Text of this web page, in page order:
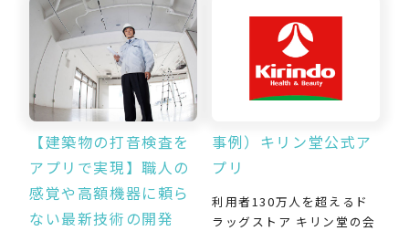
【建築物の打音検査を
アプリで実現】職人の
感覚や高額機器に頼ら
ない最新技術の開発
事例）キリン堂公式ア
プリ
利用者130万人を超えるド
ラッグストア キリン堂の会